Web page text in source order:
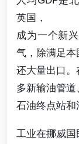
英国，
成为一个新
气，除满足本
还大量出口
多新输油管道
石油终点站和
工业在挪威国